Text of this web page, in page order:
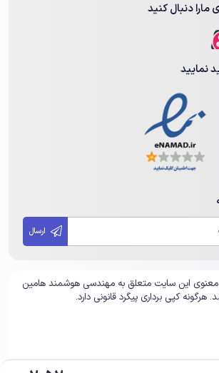
دنبال کنید
نمایید
این سایت متعلق به مهندسی هوشمند هامین
هرگونه کپی برداری پیگرد قانونی دارد.